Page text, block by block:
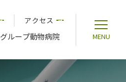
アクセス
グループ動物病院 MENU